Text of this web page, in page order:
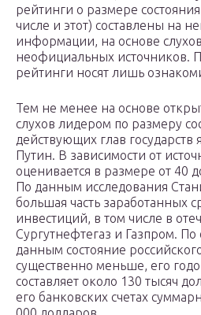
рейтинги о размере состояния
числе и этот) составлены на
информации, на основе
неофициальных источников.
рейтинги носят лишь
Тем не менее на основе
слухов лидером по размеру
действующих глав государств
Путин. В зависимости от
оценивается в размере от 40
По данным исследования
большая часть заработанных
инвестиций, в том числе в
Сургутнефтегаз и Газпром.
данным состояние
существенно меньше, его
составляет около 130 тысяч
его банковских счетах